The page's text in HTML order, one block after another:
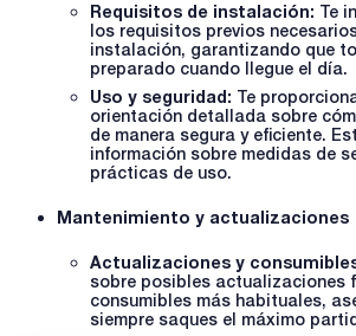
Requisitos de instalación: Te
los requisitos previos
instalación, garantizando que
preparado cuando llegue el día.
Uso y seguridad: Te
orientación detallada sobre
de manera segura y eficiente.
información sobre medidas de
prácticas de uso.
Mantenimiento y actualizaciones
Actualizaciones y
sobre posibles actualizaciones
consumibles más habituales,
siempre saques el máximo